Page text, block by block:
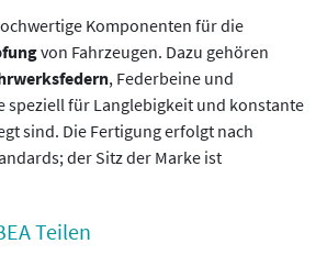
Komponenten für die
von Fahrzeugen. Dazu gehören
, Federbeine und
speziell für Langlebigkeit und konstante
sind. Die Fertigung erfolgt nach
der Sitz der Marke ist
Teilen